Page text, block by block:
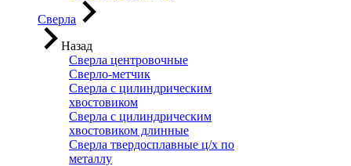
Сверла
Назад
Сверла центровочные
Сверло-метчик
Сверла с цилиндрическим
хвостовиком
Сверла с цилиндрическим
хвостовиком длинные
Сверла твердосплавные ц/х по
металлу